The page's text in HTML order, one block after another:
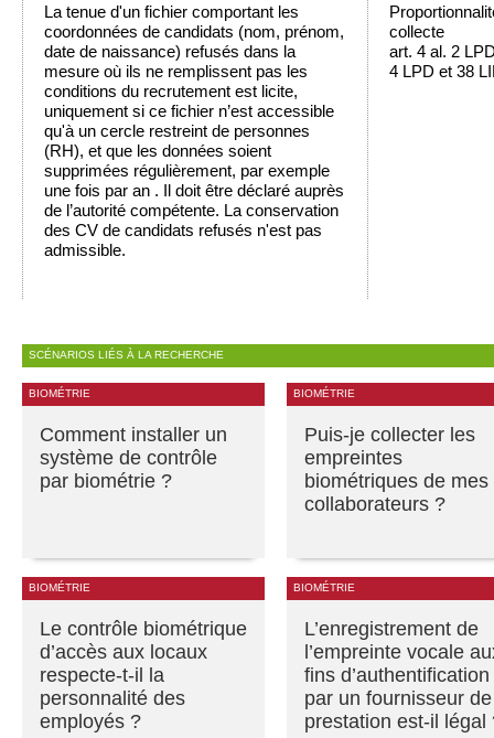
La tenue d'un fichier comportant les
coordonnées de candidats (nom, prénom,
date de naissance) refusés dans la
mesure où ils ne remplissent pas les
conditions du recrutement est licite,
uniquement si ce fichier n’est accessible
qu'à un cercle restreint de personnes
(RH), et que les données soient
supprimées régulièrement, par exemple
une fois par an . Il doit être déclaré auprès
de l’autorité compétente. La conservation
des CV de candidats refusés n'est pas
admissible.
collecte
art. 4 al. 2
4 LPD et 38
SCÉNARIOS LIÉS À LA RECHERCHE
BIOMÉTRIE
Comment installer un
système de contrôle
par biométrie ?
BIOMÉTRIE
Puis-je collecter les
empreintes
biométriques de mes
collaborateurs ?
BIOMÉTRIE
Le contrôle biométrique
d’accès aux locaux
respecte-t-il la
personnalité des
employés ?
BIOMÉTRIE
L’enregistrement de
l’empreinte vocale
fins d’authentification
par un fournisseur de
prestation est-il légal